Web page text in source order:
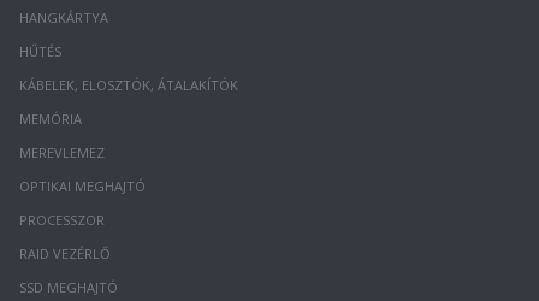
HANGKÁRTYA
HŰTÉS
KÁBELEK, ELOSZTÓK, ÁTALAKÍTÓK
MEMÓRIA
MEREVLEMEZ
OPTIKAI MEGHAJTÓ
PROCESSZOR
RAID VEZÉRLŐ
SSD MEGHAJTÓ